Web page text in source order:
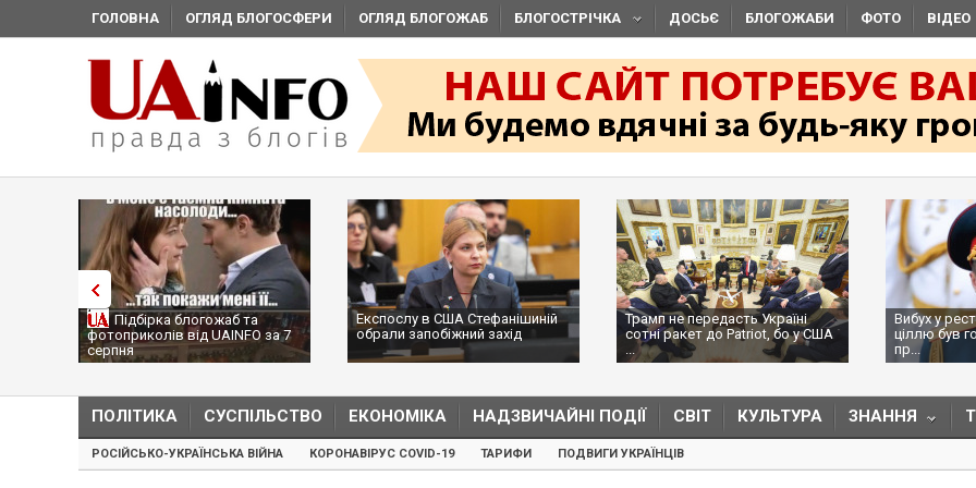
ГОЛОВНА ОГЛЯД БЛОГОСФЕРИ ОГЛЯД БЛОГОЖАБ БЛОГОСТРІЧКА ДОСЬЄ БЛОГОЖАБИ ФОТО ВІДЕО
Підбірка блогожаб та
фотоприколів від UAINFO за 7
серпня
Експослу в США Стефанішиній
обрали запобіжний захід
Трамп не передасть Україні
сотні ракет до Patriot, бо у США
...
Вибух у
ціллю був
пр...
ПОЛІТИКА СУСПІЛЬСТВО ЕКОНОМІКА НАДЗВИЧАЙНІ ПОДІЇ СВІТ КУЛЬТУРА ЗНАННЯ
РОСІЙСЬКО-УКРАЇНСЬКА ВІЙНА КОРОНАВІРУС COVID-19 ТАРИФИ ПОДВИГИ УКРАЇНЦІВ